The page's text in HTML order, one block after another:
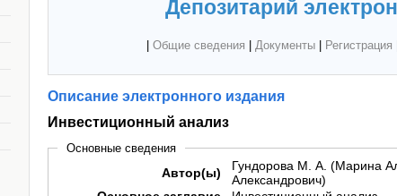
Депозитарий
Общие сведения Документы| Регистрация
Описание электронного издания
Инвестиционный анализ
Основные сведения
Автор(ы)
Гундорова М. А. (Марина
Александрович)